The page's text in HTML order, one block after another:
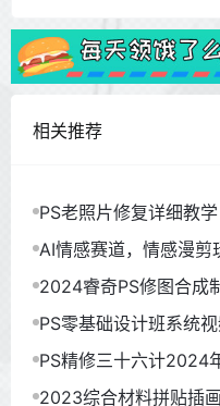
相关推荐
PS老照片修复详细教
AI情感赛道，情感漫剪
2024睿奇PS修图合成
PS零基础设计班系统
PS精修三十六计2024
2023综合材料拼贴插